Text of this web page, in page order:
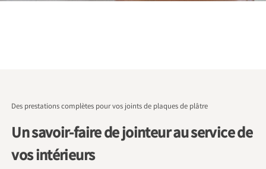
Des prestations complètes pour vos joints de plaques de plâtre
Un savoir-faire de jointeur au service de
vos intérieurs